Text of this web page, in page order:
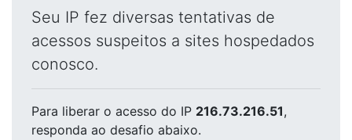
Seu IP fez diversas tentativas de
acessos suspeitos a sites hospedados
conosco.
Para liberar o acesso do IP 216.73.216.51,
responda ao desafio abaixo.